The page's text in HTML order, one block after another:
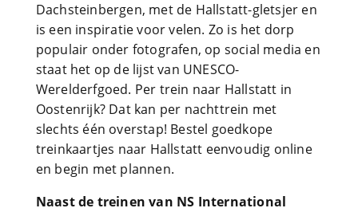
Dachsteinbergen, met de Hallstatt-gletsjer en
is een inspiratie voor velen. Zo is het dorp
populair onder fotografen, op social media en
staat het op de lijst van UNESCO-
Werelderfgoed. Per trein naar Hallstatt in
Oostenrijk? Dat kan per nachttrein met
slechts één overstap! Bestel goedkope
treinkaartjes naar Hallstatt eenvoudig online
en begin met plannen.
Naast de treinen van NS International